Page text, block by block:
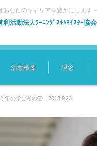
利活動法人ﾗｰﾆﾝｸﾞｽｷﾙﾏｲｽﾀｰ協会
あなたのキャリアを豊かにします～
活動概要 理念
今年の学びその② 2018.9.23